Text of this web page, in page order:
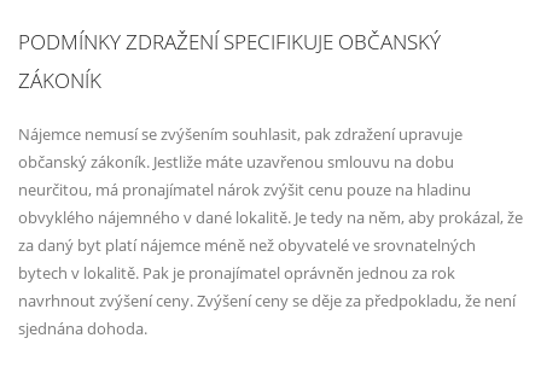
PODMÍNKY ZDRAŽENÍ SPECIFIKUJE OBČANSKÝ
ZÁKONÍK
Nájemce nemusí se zvýšením souhlasit, pak zdražení upravuje
občanský zákoník. Jestliže máte uzavřenou smlouvu na dobu
neurčitou, má pronajímatel nárok zvýšit cenu pouze na hladinu
obvyklého nájemného v dané lokalitě. Je tedy na něm, aby prokázal, že
za daný byt platí nájemce méně než obyvatelé ve srovnatelných
bytech v lokalitě. Pak je pronajímatel oprávněn jednou za rok
navrhnout zvýšení ceny. Zvýšení ceny se děje za předpokladu, že není
sjednána dohoda.